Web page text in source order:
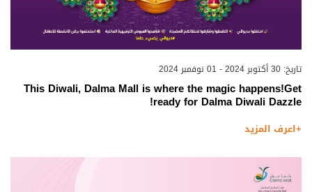
تاريخ: 30 أكتوبر 2024 - 01 نوفمبر 2024
This Diwali, Dalma Mall is where the magic happens!Get
ready for Dalma Diwali Dazzle!
+اعرف المزيد